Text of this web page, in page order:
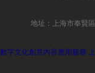
地址：上海市奉賢
數字文化創意內容應用服務